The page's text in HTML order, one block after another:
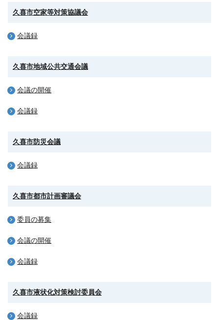
久喜市空家等対策協議会
会議録
久喜市地域公共交通会議
会議の開催
会議録
久喜市防災会議
会議録
久喜市都市計画審議会
委員の募集
会議の開催
会議録
久喜市液状化対策検討委員会
会議録